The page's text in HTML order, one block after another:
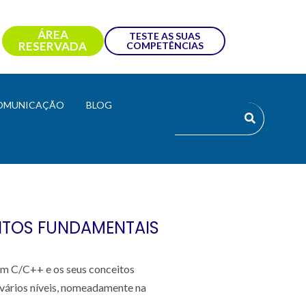
ÁREA
RESERVADA
TESTE AS SUAS
COMPETÊNCIAS
BLOG
FUNDAMENTAIS
C/C++ e os seus conceitos
níveis, nomeadamente na